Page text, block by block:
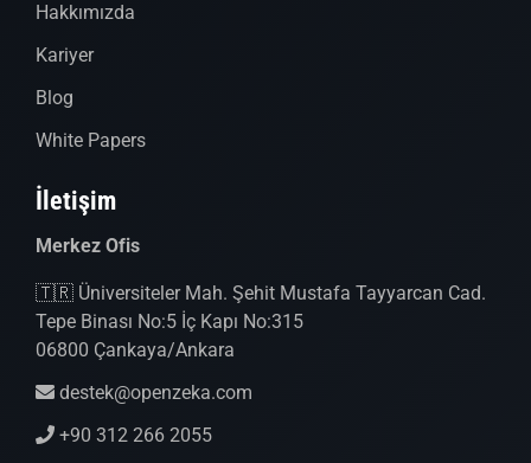
Hakkımızda
Kariyer
Blog
White Papers
İletişim
Merkez Ofis
🇹🇷 Üniversiteler Mah. Şehit Mustafa Tayyarcan Cad.
Tepe Binası No:5 İç Kapı No:315
06800 Çankaya/Ankara
destek@openzeka.com
+90 312 266 2055